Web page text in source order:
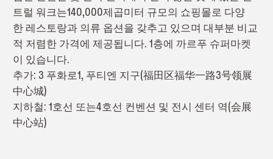
트럴 워크는140,000제곱미터 규모의 쇼핑몰로 다양
한 레스토랑과 의류 옵션을 갖추고 있으며 대부분 비교
적 저렴한 가격에 제공됩니다. 1층에 까르푸 슈퍼마켓
이 있습니다.
추가: 3 푸화로1, 푸티엔 지구(福田区福华一路3号领展
中心城)
지하철: 1호선 또는4호선 컨벤션 및 전시 센터 역(会展
中心站)